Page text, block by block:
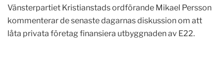
Vänsterpartiet Kristianstads ordförande Mikael Persson
kommenterar de senaste dagarnas diskussion om att
låta privata företag finansiera utbyggnaden av E22.